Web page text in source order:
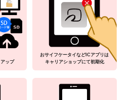
ップ
おサイフケータイなどICアプリは
キャリアショップにて初期化